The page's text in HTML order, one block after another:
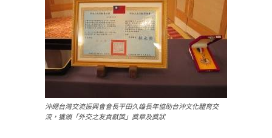
沖繩台灣交流振興會會長平田久雄長年協助台沖文化體育交
流，獲頒「外交之友貢獻獎」獎章及獎狀